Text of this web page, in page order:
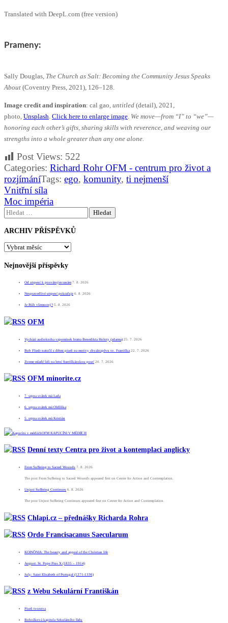
Translated with DeepL.com (free version)
Prameny:
Sally Douglas, The Church as Salt: Becoming the Community Jesus Speaks
About (Coventry Press, 2021), 126–128.
Image credit and inspiration: cal gao, untitled (detail), 2021,
photo, Unsplash Click here to enlarge image We move—from “I” to “we”—
honoring each other’s gifts, sharing skills with reverence, and weaving our
strengths into a whole greater than any one alone.
Post Views: 522
Categories: Richard Rohr OFM - centrum pro život a
rozjímáníTags: ego, komunity, ti nejmenší
Navigace
pro
příspěvek
Vnitřní síla
Moc impéria
Vyhledávání
ARCHIV PŘÍSPĚVKŮ
ARCHIV
Nejnovější příspěvky
Od utrpení k posvátným ranám 7. 8. 2026
Nespravedlivé utrpení pokračuje 6. 8. 2026
Je Bůh všemocný? 5. 8. 2026
OFM
Vychází audiokniha vzpomínek bratra Benedikta Holoty (zdarma) 25. 7. 2026
Bob Fliedr natočil s dětmi píseň na motivy chvalozpěvu sv. Františka 22. 7. 2026
Zveme mladé lidi na letní františkánskou pouť 20. 7. 2026
OFM minorite.cz
7. srpna svátek má Lada
6. srpna svátek má Oldřiška
5. srpna svátek má Kristián
OFM KAPUCÍNI V MÉDIÍCH
Denní texty Centra pro život a kontemplaci anglicky
From Suffering to Sacred Wounds 7. 8. 2026
The post From Suffering to Sacred Wounds appeared first on Center for Action and Contemplation.
Unjust Suffering Continues 6. 8. 2026
The post Unjust Suffering Continues appeared first on Center for Action and Contemplation.
Chlapi.cz – přednášky Richarda Rohra
Ordo Francisacanus Saecularum
KOINÕNIA: The beauty and appeal of the Christian life
August: St. Pope Pius X (1835 – 1914)
July: Saint Elisabeth of Portugal (1271-1336)
z Webu Sekulární Františkán
Píseň tvorstva
Rohožková kapitula Sekulárního řádu